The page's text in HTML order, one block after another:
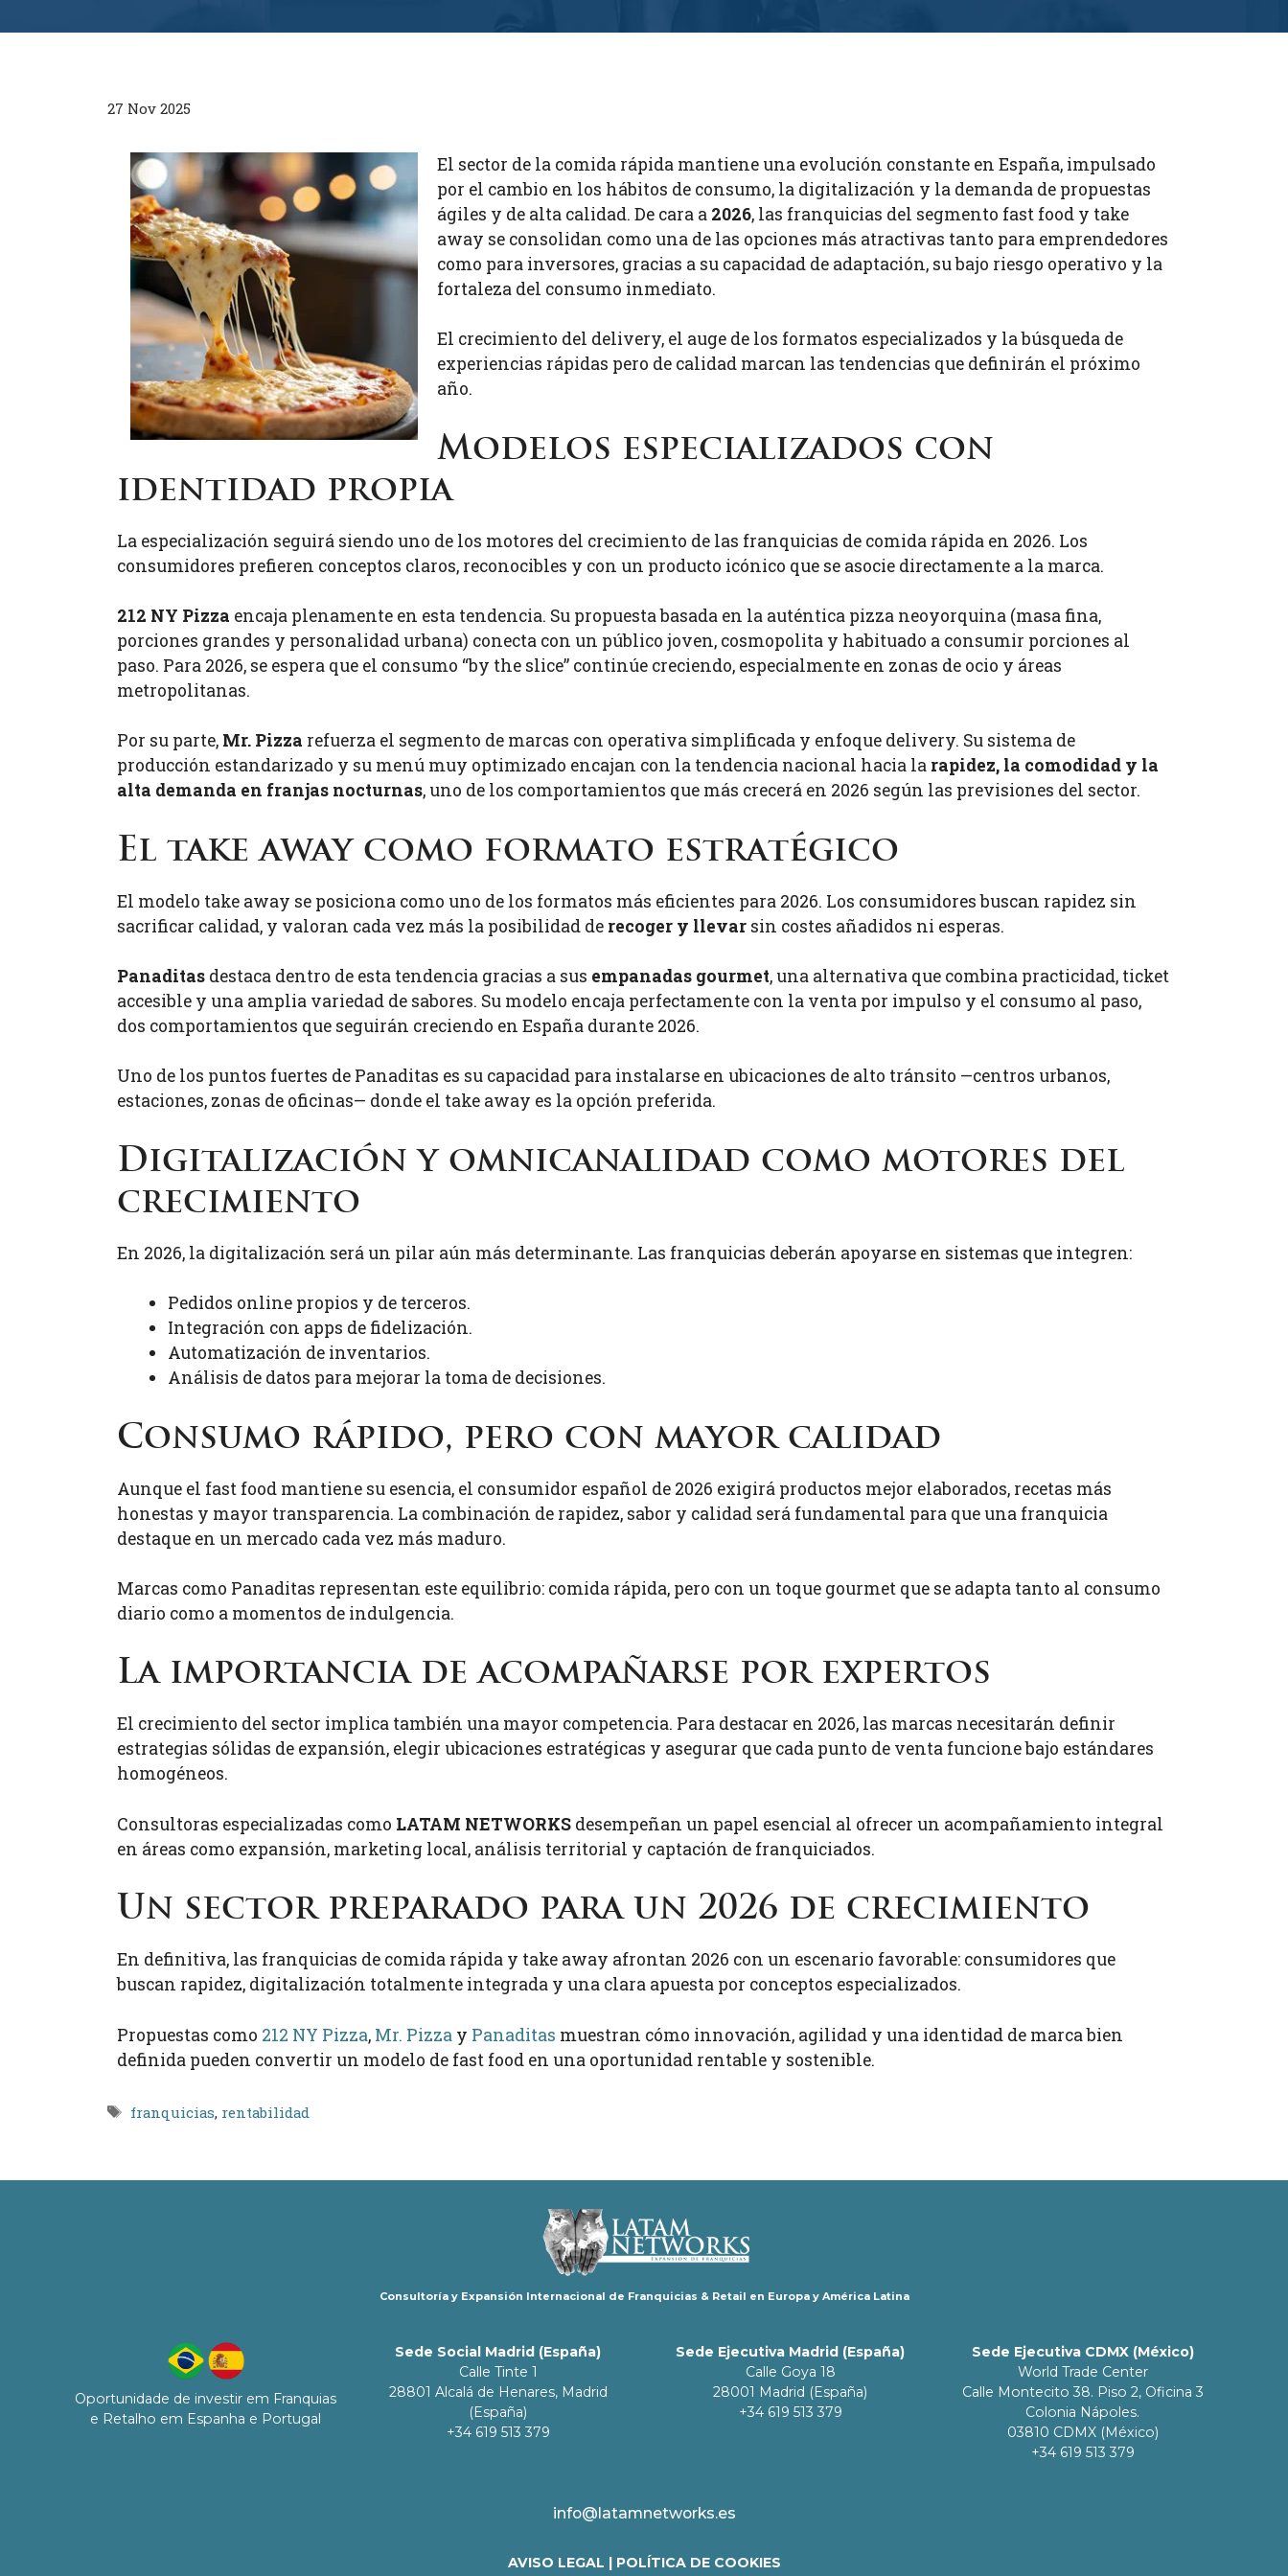
27 Nov 2025
El sector de la comida rápida mantiene una evolución constante en España, impulsado
por el cambio en los hábitos de consumo, la digitalización y la demanda de propuestas
ágiles y de alta calidad. De cara a 2026, las franquicias del segmento fast food y take
away se consolidan como una de las opciones más atractivas tanto para emprendedores
como para inversores, gracias a su capacidad de adaptación, su bajo riesgo operativo y la
fortaleza del consumo inmediato.
El crecimiento del delivery, el auge de los formatos especializados y la búsqueda de
experiencias rápidas pero de calidad marcan las tendencias que definirán el próximo
año.
Modelos especializados con
identidad propia
La especialización seguirá siendo uno de los motores del crecimiento de las franquicias de comida rápida en 2026. Los
consumidores prefieren conceptos claros, reconocibles y con un producto icónico que se asocie directamente a la marca.
212 NY Pizza encaja plenamente en esta tendencia. Su propuesta basada en la auténtica pizza neoyorquina (masa fina,
porciones grandes y personalidad urbana) conecta con un público joven, cosmopolita y habituado a consumir porciones al
paso. Para 2026, se espera que el consumo “by the slice” continúe creciendo, especialmente en zonas de ocio y áreas
metropolitanas.
Por su parte, Mr. Pizza refuerza el segmento de marcas con operativa simplificada y enfoque delivery. Su sistema de
producción estandarizado y su menú muy optimizado encajan con la tendencia nacional hacia la rapidez, la comodidad y la
alta demanda en franjas nocturnas, uno de los comportamientos que más crecerá en 2026 según las previsiones del sector.
El take away como formato estratégico
El modelo take away se posiciona como uno de los formatos más eficientes para 2026. Los consumidores buscan rapidez sin
sacrificar calidad, y valoran cada vez más la posibilidad de recoger y llevar sin costes añadidos ni esperas.
Panaditas destaca dentro de esta tendencia gracias a sus empanadas gourmet, una alternativa que combina practicidad, ticket
accesible y una amplia variedad de sabores. Su modelo encaja perfectamente con la venta por impulso y el consumo al paso,
dos comportamientos que seguirán creciendo en España durante 2026.
Uno de los puntos fuertes de Panaditas es su capacidad para instalarse en ubicaciones de alto tránsito —centros urbanos,
estaciones, zonas de oficinas— donde el take away es la opción preferida.
Digitalización y omnicanalidad como motores del
crecimiento
En 2026, la digitalización será un pilar aún más determinante. Las franquicias deberán apoyarse en sistemas que integren:
Pedidos online propios y de terceros.
Integración con apps de fidelización.
Automatización de inventarios.
Análisis de datos para mejorar la toma de decisiones.
Consumo rápido, pero con mayor calidad
Aunque el fast food mantiene su esencia, el consumidor español de 2026 exigirá productos mejor elaborados, recetas más
honestas y mayor transparencia. La combinación de rapidez, sabor y calidad será fundamental para que una franquicia
destaque en un mercado cada vez más maduro.
Marcas como Panaditas representan este equilibrio: comida rápida, pero con un toque gourmet que se adapta tanto al consumo
diario como a momentos de indulgencia.
La importancia de acompañarse por expertos
El crecimiento del sector implica también una mayor competencia. Para destacar en 2026, las marcas necesitarán definir
estrategias sólidas de expansión, elegir ubicaciones estratégicas y asegurar que cada punto de venta funcione bajo estándares
homogéneos.
Consultoras especializadas como LATAM NETWORKS desempeñan un papel esencial al ofrecer un acompañamiento integral
en áreas como expansión, marketing local, análisis territorial y captación de franquiciados.
Un sector preparado para un 2026 de crecimiento
En definitiva, las franquicias de comida rápida y take away afrontan 2026 con un escenario favorable: consumidores que
buscan rapidez, digitalización totalmente integrada y una clara apuesta por conceptos especializados.
Propuestas como 212 NY Pizza, Mr. Pizza y Panaditas muestran cómo innovación, agilidad y una identidad de marca bien
definida pueden convertir un modelo de fast food en una oportunidad rentable y sostenible.
Etiquetas
franquicias, rentabilidad
Consultoría y Expansión Internacional de Franquicias & Retail en Europa y América Latina
Oportunidade de investir em Franquias
e Retalho em Espanha e Portugal
Sede Social Madrid (España)
Calle Tinte 1
28801 Alcalá de Henares, Madrid
(España)
+34 619 513 379
Sede Ejecutiva Madrid (España)
Calle Goya 18
28001 Madrid (España)
+34 619 513 379
Sede Ejecutiva CDMX (México)
World Trade Center
Calle Montecito 38. Piso 2, Oficina 3
Colonia Nápoles.
03810 CDMX (México)
+34 619 513 379
info@latamnetworks.es
AVISO LEGAL | POLÍTICA DE COOKIES